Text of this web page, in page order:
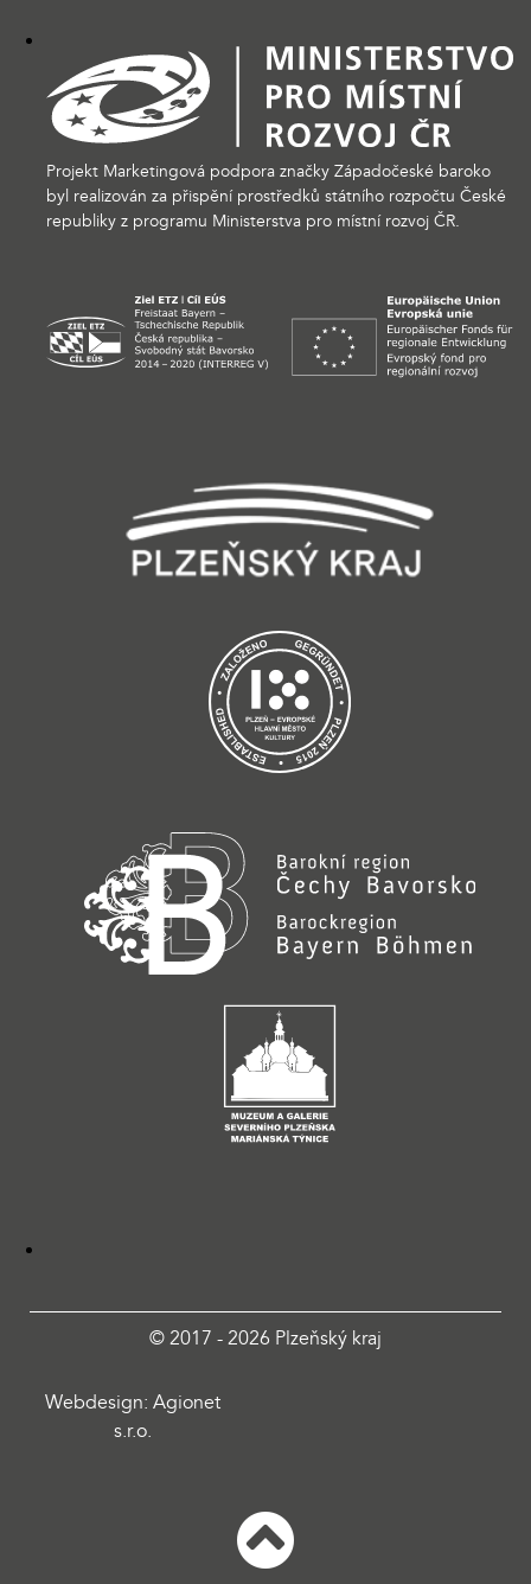
Projekt Marketingová podpora značky Západočeské baroko
byl realizován za přispění prostředků státního rozpočtu České
republiky z programu Ministerstva pro místní rozvoj ČR.
© 2017 - 2026 Plzeňský kraj
Webdesign: Agionet
s.r.o.